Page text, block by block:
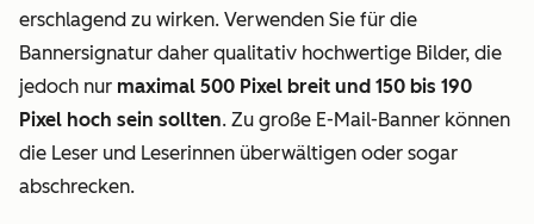
erschlagend zu wirken. Verwenden Sie für die
Bannersignatur daher qualitativ hochwertige Bilder, die
jedoch nur maximal 500 Pixel breit und 150 bis 190
Pixel hoch sein sollten. Zu große E-Mail-Banner können
die Leser und Leserinnen überwältigen oder sogar
abschrecken.